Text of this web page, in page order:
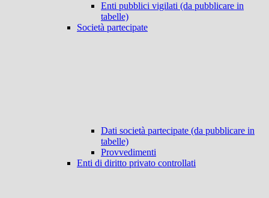
Enti pubblici vigilati (da pubblicare in
tabelle)
Società partecipate
Dati società partecipate (da pubblicare in
tabelle)
Provvedimenti
Enti di diritto privato controllati